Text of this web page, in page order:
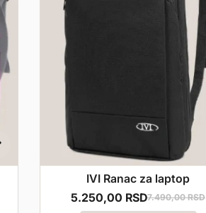
IVI Ranac za laptop
5.250,00 RSD7.490,00 RSD